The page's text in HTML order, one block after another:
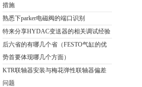
措施
熟悉下parker电磁阀的端口识别
特来分享HYDAC变送器的相关调试经验
后六省的有哪几个省（FESTO气缸的优
势首要体现哪几个方面）
KTR联轴器安装与梅花弹性联轴器偏差
问题